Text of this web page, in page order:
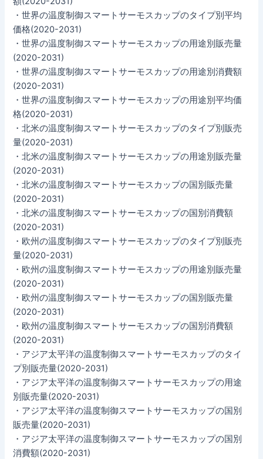
・世界の温度制御スマートサーモスカップのタイプ別平均
価格(2020-2031)
・世界の温度制御スマートサーモスカップの用途別販売量
(2020-2031)
・世界の温度制御スマートサーモスカップの用途別消費額
(2020-2031)
・世界の温度制御スマートサーモスカップの用途別平均価
格(2020-2031)
・北米の温度制御スマートサーモスカップのタイプ別販売
量(2020-2031)
・北米の温度制御スマートサーモスカップの用途別販売量
(2020-2031)
・北米の温度制御スマートサーモスカップの国別販売量
(2020-2031)
・北米の温度制御スマートサーモスカップの国別消費額
(2020-2031)
・欧州の温度制御スマートサーモスカップのタイプ別販売
量(2020-2031)
・欧州の温度制御スマートサーモスカップの用途別販売量
(2020-2031)
・欧州の温度制御スマートサーモスカップの国別販売量
(2020-2031)
・欧州の温度制御スマートサーモスカップの国別消費額
(2020-2031)
・アジア太平洋の温度制御スマートサーモスカップのタイ
プ別販売量(2020-2031)
・アジア太平洋の温度制御スマートサーモスカップの用途
別販売量(2020-2031)
・アジア太平洋の温度制御スマートサーモスカップの国別
販売量(2020-2031)
・アジア太平洋の温度制御スマートサーモスカップの国別
消費額(2020-2031)